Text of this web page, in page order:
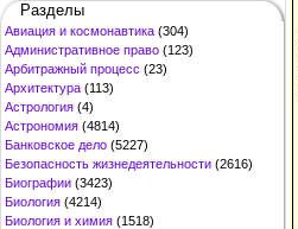
Разделы
Авиация и космонавтика (304)
Административное право (123)
Арбитражный процесс (23)
Архитектура (113)
Астрология (4)
Астрономия (4814)
Банковское дело (5227)
Безопасность жизнедеятельности (2616)
Биографии (3423)
Биология (4214)
Биология и химия (1518)